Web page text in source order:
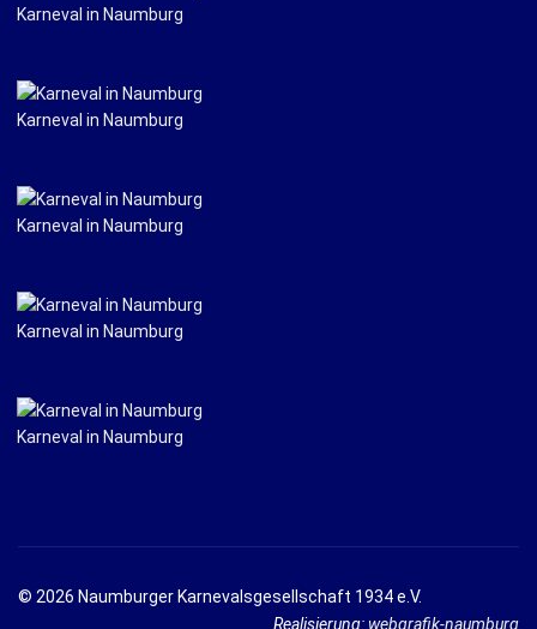
Karneval in Naumburg
Karneval in Naumburg
Karneval in Naumburg
Karneval in Naumburg
Karneval in Naumburg
© 2026 Naumburger Karnevalsgesellschaft 1934 e.V.
Realisierung: webgrafik-naumburg